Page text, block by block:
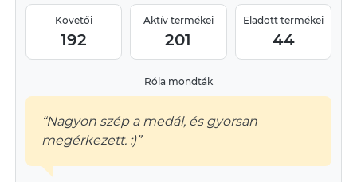
Követői
192
Aktív termékei
201
Eladott termékei
44
Róla mondták
“Nagyon szép a medál, és gyorsan
megérkezett. :)”